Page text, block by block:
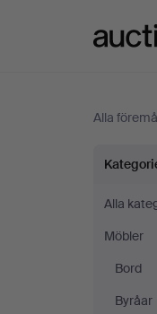
Alla
på
Alla
Möbler
Bord
Byråar